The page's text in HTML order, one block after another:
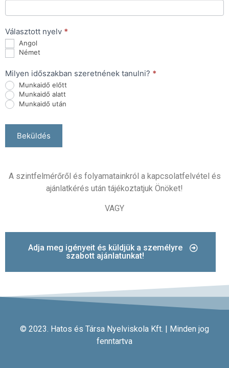
Választott nyelv *
Angol
Német
Milyen időszakban szeretnének tanulni? *
Munkaidő előtt
Munkaidő alatt
Munkaidő után
Beküldés
A szintfelmérőről és folyamatainkról a kapcsolatfelvétel és
ajánlatkérés után tájékoztatjuk Önöket!
VAGY
Adja meg igényeit és küldjük a személyre
szabott ajánlatunkat!
© 2023. Hatos és Társa Nyelviskola Kft. | Minden jog
fenntartva